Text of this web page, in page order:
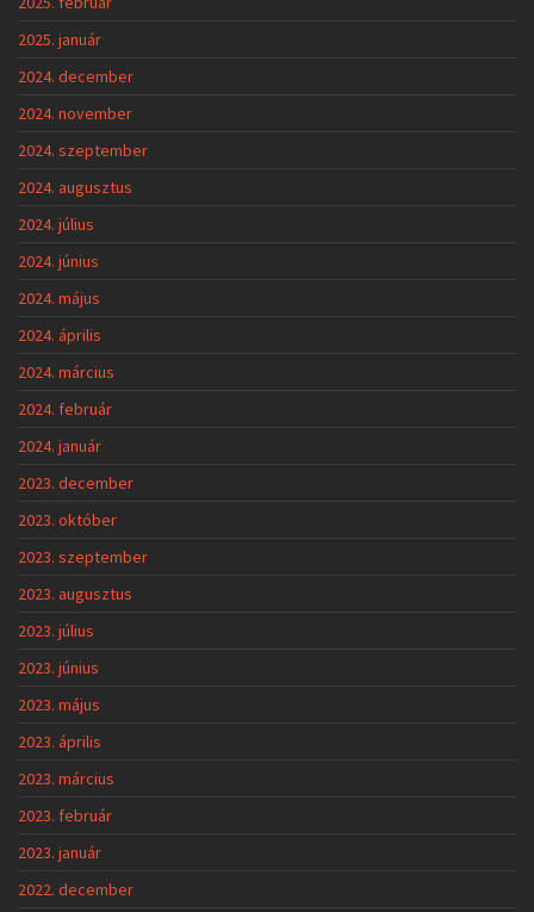
2025. január
2024. december
2024. november
2024. szeptember
2024. augusztus
2024. július
2024. június
2024. május
2024. április
2024. március
2024. február
2024. január
2023. december
2023. október
2023. szeptember
2023. augusztus
2023. július
2023. június
2023. május
2023. április
2023. március
2023. február
2023. január
2022. december